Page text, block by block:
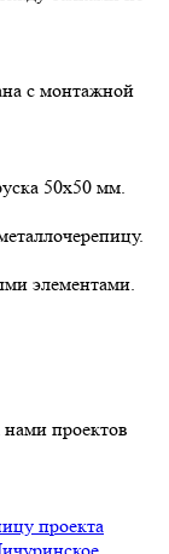
с монтажной
50х50 мм.
элементами.
проектов
проекта